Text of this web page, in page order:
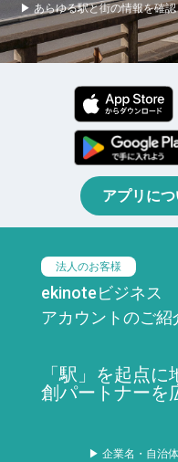
▶ あらゆる駅と街の情報を確認
アプリに
法人のお客様
ekinoteビジネス
アカウントのご紹
「駅」を起点
創パートナーを
▶ 企業名・自治